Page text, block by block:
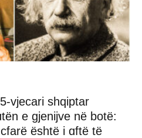
vjecari shqiptar
e gjenijve në botë:
cfarë është i ɑftë të